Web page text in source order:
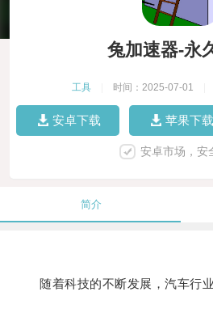
兔加速器-永
工具 时间：2025-07-01
安卓下载 苹果下载
安卓市场，安
简介
随着科技的不断发展，汽车行业